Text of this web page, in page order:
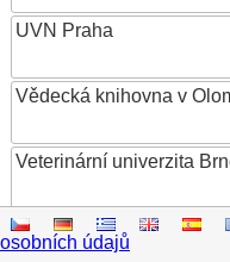
UVN Praha
Vědecká knihovna v
Veterinární univerzita
VŠB – Technická
osobních údajů